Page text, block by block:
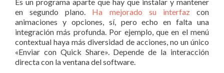
en segundo plano. Ha mejorado su interfazcon
animaciones y opciones, sí, pero echo en falta una
integración más profunda. Por ejemplo, que en el menú
contextual haya más diversidad de acciones, no un único
«Enviar con Quick Share». Depende de la interacción
directa con la ventana del software.